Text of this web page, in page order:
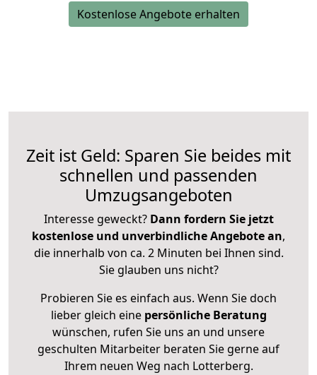
Kostenlose Angebote erhalten
Zeit ist Geld: Sparen Sie beides mit
schnellen und passenden
Umzugsangeboten
Interesse geweckt? Dann fordern Sie jetzt
kostenlose und unverbindliche Angebote an,
die innerhalb von ca. 2 Minuten bei Ihnen sind.
Sie glauben uns nicht?
Probieren Sie es einfach aus. Wenn Sie doch
lieber gleich eine persönliche Beratung
wünschen, rufen Sie uns an und unsere
geschulten Mitarbeiter beraten Sie gerne auf
Ihrem neuen Weg nach Lotterberg.